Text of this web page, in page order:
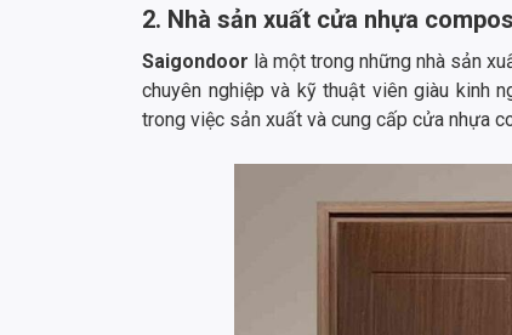
2. Nhà sản xuất cửa nhựa
Saigondoor là một trong những nhà sản
chuyên nghiệp và kỹ thuật viên giàu kinh
trong việc sản xuất và cung cấp cửa nhựa